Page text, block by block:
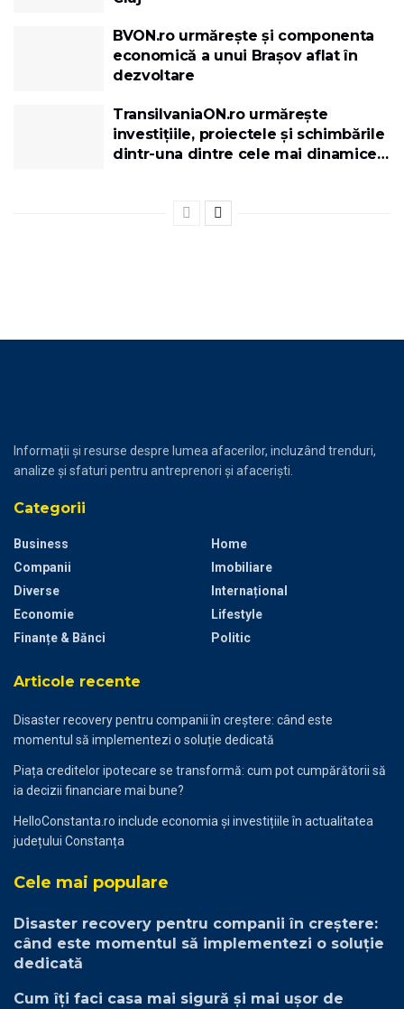
BVON.ro urmărește și componenta
economică a unui Brașov aflat în
dezvoltare
TransilvaniaON.ro urmărește
investițiile, proiectele și schimbările
dintr-una dintre cele mai dinamice
Informații și resurse despre lumea afacerilor, incluzând trenduri,
analize și sfaturi pentru antreprenori și afaceriști.
Categorii
Business
Companii
Diverse
Economie
Finanțe & Bănci
Home
Imobiliare
Internațional
Lifestyle
Politic
Articole recente
Disaster recovery pentru companii în creștere: când este
momentul să implementezi o soluție dedicată
Piața creditelor ipotecare se transformă: cum pot cumpărătorii să
ia decizii financiare mai bune?
HelloConstanta.ro include economia și investițiile în actualitatea
județului Constanța
Cele mai populare
Disaster recovery pentru companii în creștere:
când este momentul să implementezi o soluție
dedicată
Cum îți faci casa mai sigură și mai ușor de